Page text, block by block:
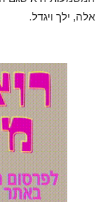
אלה, ילך ויגדל.